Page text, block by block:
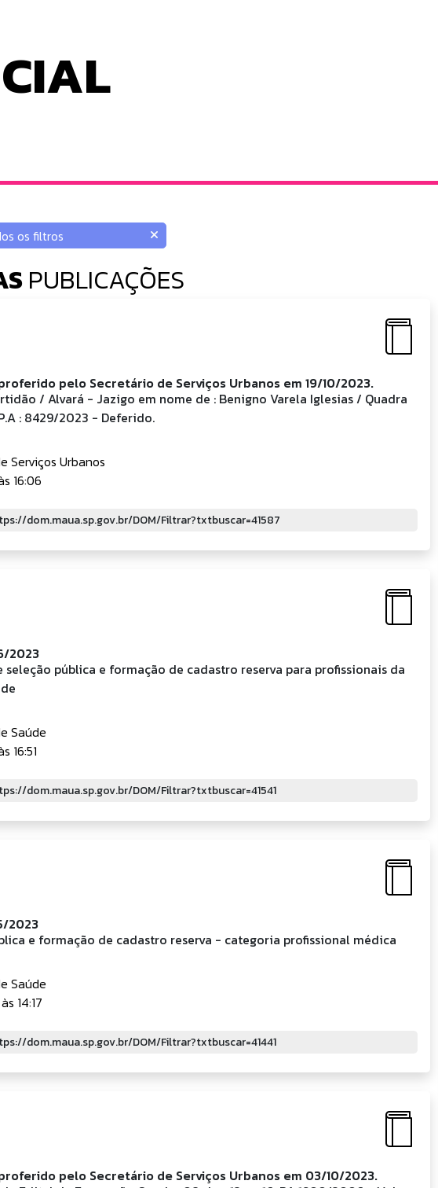
PUBLICAÇÕES
pelo Secretário de Serviços Urbanos em 19/10/2023.
/ Alvará - Jazigo em nome de : Benigno Varela Iglesias / Quadra
: 8429/2023 - Deferido.
Serviços Urbanos
16:06
2023
seleção pública e formação de cadastro reserva para profissionais da
Saúde
16:51
2023
e formação de cadastro reserva - categoria profissional médica
Saúde
14:17
pelo Secretário de Serviços Urbanos em 03/10/2023.